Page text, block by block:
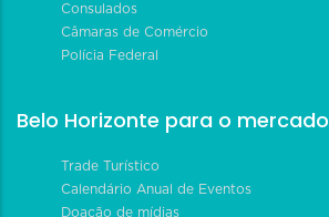
Consulados
Câmaras de Comércio
Polícia Federal
Belo Horizonte para o mercado
Trade Turístico
Calendário Anual de Eventos
Doação de mídias